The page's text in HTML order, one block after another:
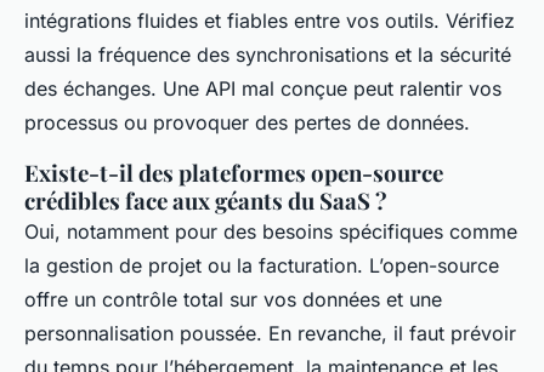
intégrations fluides et fiables entre vos outils. Vérifiez
aussi la fréquence des synchronisations et la sécurité
des échanges. Une API mal conçue peut ralentir vos
processus ou provoquer des pertes de données.
Existe-t-il des plateformes open-source
crédibles face aux géants du SaaS ?
Oui, notamment pour des besoins spécifiques comme
la gestion de projet ou la facturation. L’open-source
offre un contrôle total sur vos données et une
personnalisation poussée. En revanche, il faut prévoir
du temps pour l’hébergement, la maintenance et les